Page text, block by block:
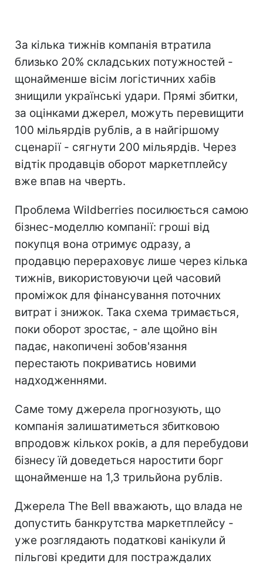
За кілька тижнів компанія втратила
близько 20% складських потужностей -
щонайменше вісім логістичних хабів
знищили українські удари. Прямі збитки,
за оцінками джерел, можуть перевищити
100 мільярдів рублів, а в найгіршому
сценарії - сягнути 200 мільярдів. Через
відтік продавців оборот маркетплейсу
вже впав на чверть.
Проблема Wildberries посилюється самою
бізнес-моделлю компанії: гроші від
покупця вона отримує одразу, а
продавцю перераховує лише через кілька
тижнів, використовуючи цей часовий
проміжок для фінансування поточних
витрат і знижок. Така схема тримається,
поки оборот зростає, - але щойно він
падає, накопичені зобов'язання
перестають покриватись новими
надходженнями.
Саме тому джерела прогнозують, що
компанія залишатиметься збитковою
впродовж кількох років, а для перебудови
бізнесу їй доведеться наростити борг
щонайменше на 1,3 трильйона рублів.
Джерела The Bell вважають, що влада не
допустить банкрутства маркетплейсу -
уже розглядають податкові канікули й
пільгові кредити для постраждалих